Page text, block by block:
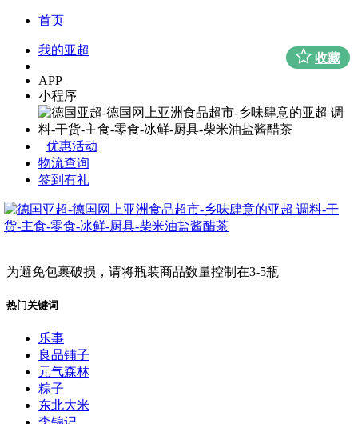
首页
我的亚超
APP
小程序
优惠活动
物流查询
签到有礼
为避免包裹破损，请将瓶装商品数量控制在3-5瓶
热门关键词
乐事
良品铺子
元气森林
粽子
东北大米
收藏